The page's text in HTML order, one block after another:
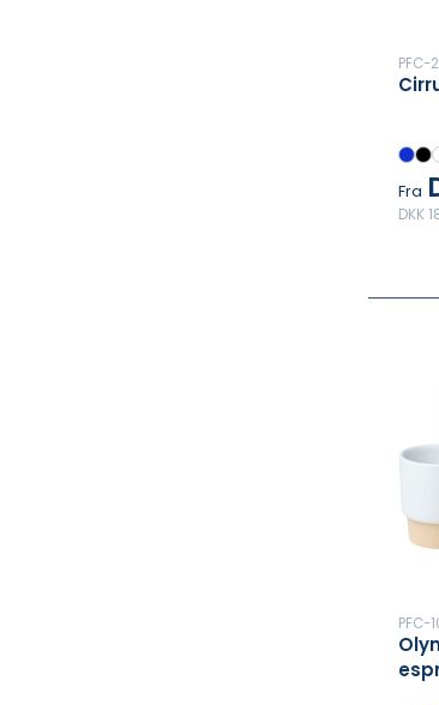
PFC-
Fra
DKK
PFC-